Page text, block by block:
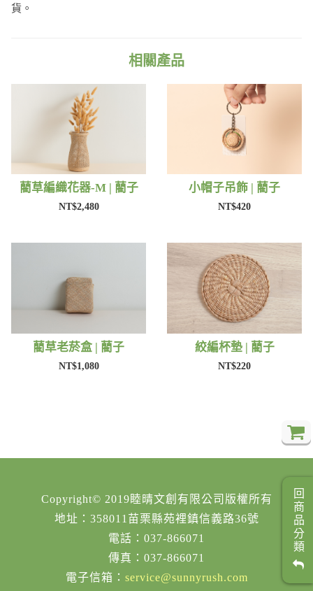
貨。
相關產品
藺草編織花器-M | 藺子
NT$2,480
小帽子吊飾 | 藺子
NT$420
藺草老菸盒 | 藺子
NT$1,080
絞編杯墊 | 藺子
NT$220
Copyright© 2019睦晴文創有限公司版權所有
地址：358011苗栗縣苑裡鎮信義路36號
電話：037-866071
傳真：037-866071
電子信箱： service@sunnyrush.com
回商品分類